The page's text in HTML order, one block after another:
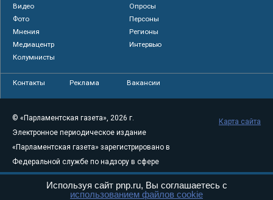
Видео
Опросы
Фото
Персоны
Мнения
Регионы
Медиацентр
Интервью
Колумнисты
Контакты Реклама Вакансии
© «Парламентская газета», 2026 г.
Электронное периодическое издание
«Парламентская газета» зарегистрировано в
Федеральной службе по надзору в сфере
связи, информационных технологий и
массовых коммуникаций (Роскомнадзор) 05
Карта сайта
Используя сайт pnp.ru, Вы соглашаетесь с
использованием файлов cookie